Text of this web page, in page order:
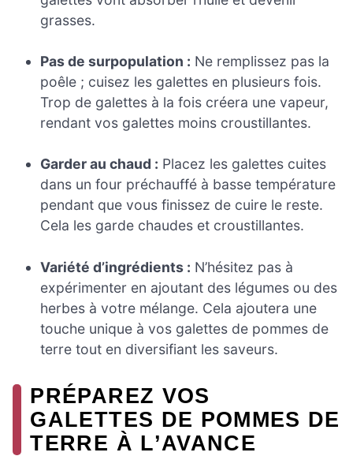
grasses.
Pas de surpopulation : Ne remplissez pas la
poêle ; cuisez les galettes en plusieurs fois.
Trop de galettes à la fois créera une vapeur,
rendant vos galettes moins croustillantes.
Garder au chaud : Placez les galettes cuites
dans un four préchauffé à basse température
pendant que vous finissez de cuire le reste.
Cela les garde chaudes et croustillantes.
Variété d’ingrédients : N’hésitez pas à
expérimenter en ajoutant des légumes ou des
herbes à votre mélange. Cela ajoutera une
touche unique à vos galettes de pommes de
terre tout en diversifiant les saveurs.
PRÉPAREZ VOS
GALETTES DE POMMES DE
TERRE À L’AVANCE